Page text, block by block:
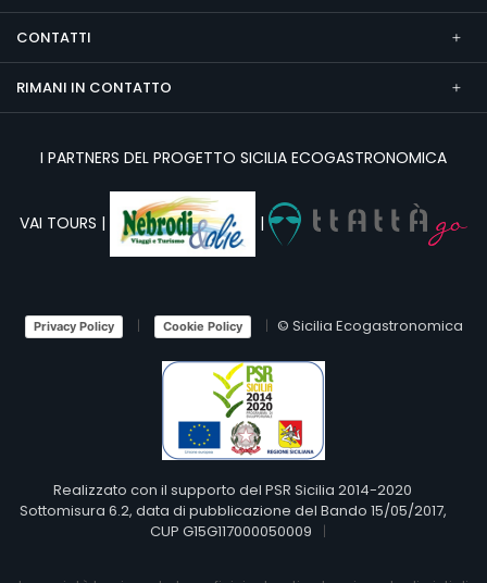
CONTATTI
RIMANI IN CONTATTO
I PARTNERS DEL PROGETTO SICILIA ECOGASTRONOMICA
VAI TOURS | |
Privacy Policy Cookie Policy © Sicilia Ecogastronomica
Realizzato con il supporto del PSR Sicilia 2014-2020
Sottomisura 6.2, data di pubblicazione del Bando 15/05/2017,
CUP G15G117000050009